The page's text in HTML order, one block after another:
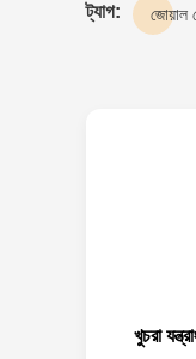
ট্যাগ: জোয়াল
খুচরা